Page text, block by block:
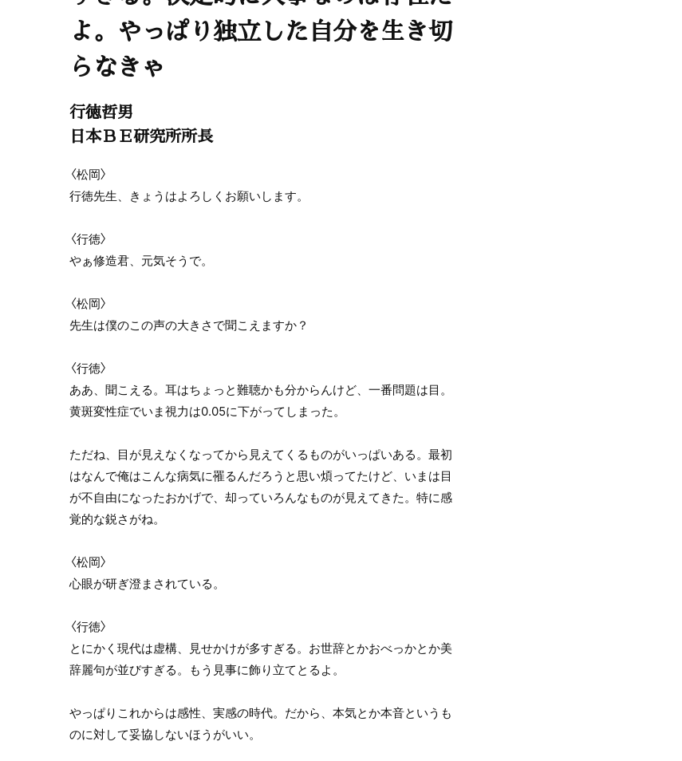
よ。やっぱり独立した自分を生き切
らなきゃ
行徳哲男
日本ＢＥ研究所所長
〈松岡〉
行徳先生、きょうはよろしくお願いします。
〈行徳〉
やぁ修造君、元気そうで。
〈松岡〉
先生は僕のこの声の大きさで聞こえますか？
〈行徳〉
ああ、聞こえる。耳はちょっと難聴かも分からんけど、一番問題は目。
黄斑変性症でいま視力は0.05に下がってしまった。
ただね、目が見えなくなってから見えてくるものがいっぱいある。最初
はなんで俺はこんな病気に罹るんだろうと思い煩ってたけど、いまは目
が不自由になったおかげで、却っていろんなものが見えてきた。特に感
覚的な鋭さがね。
〈松岡〉
心眼が研ぎ澄まされている。
〈行徳〉
とにかく現代は虚構、見せかけが多すぎる。お世辞とかおべっかとか美
辞麗句が並びすぎる。もう見事に飾り立てとるよ。
やっぱりこれからは感性、実感の時代。だから、本気とか本音というも
のに対して妥協しないほうがいい。